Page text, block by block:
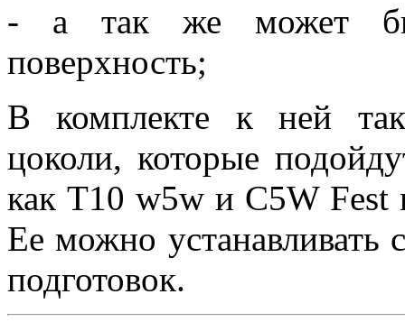
- а так же может
поверхность;
В комплекте к ней
цоколи, которые
как Т10 w5w и С5W
Ее можно устанавливать
подготовок.